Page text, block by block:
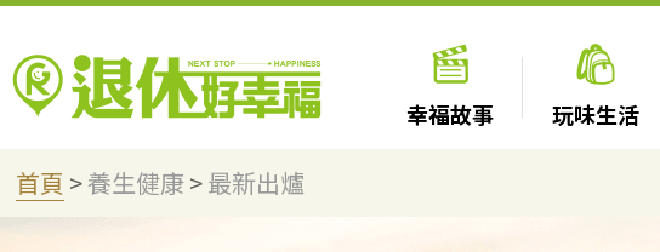
幸福故事 玩味生活
首頁 >養生健康>最新出爐